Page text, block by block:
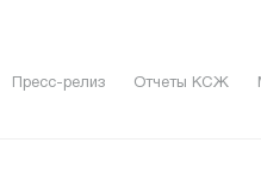
Пресс-релиз Отчеты КСЖ